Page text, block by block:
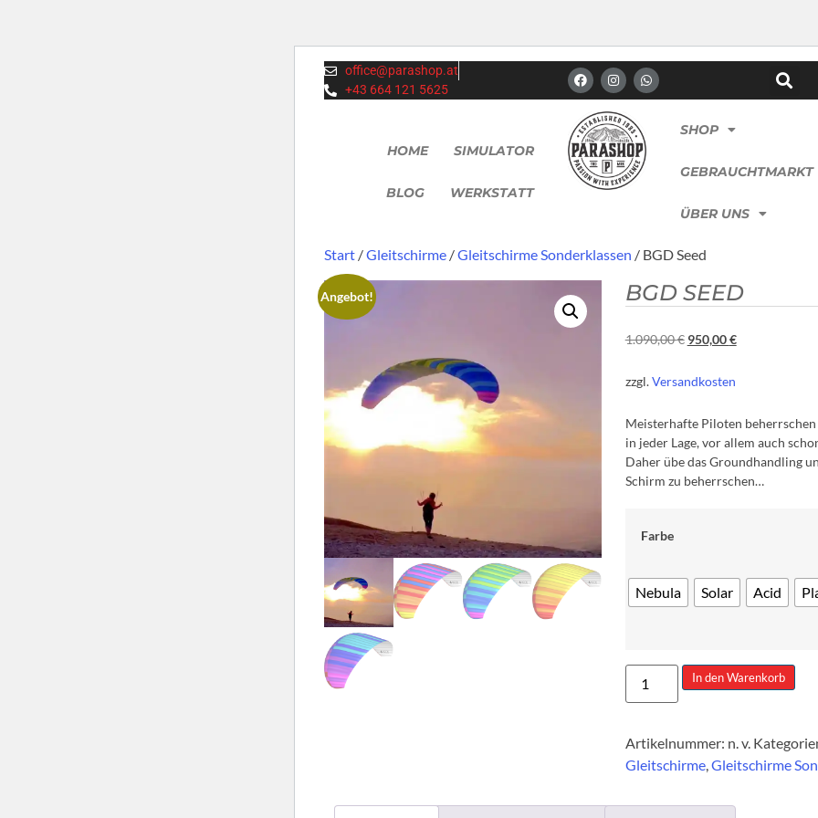
office@parashop.at
+43 664 121 5625
HOME SIMULATOR
BLOG WERKSTATT
SHOP
GEBRAUCHTMARKT
ÜBER UNS
Start /Gleitschirme /Gleitschirme Sonderklassen / BGD Seed
Angebot! BGD SEED
1.090,00€ 950,00€
zzgl.Versandkosten
Meisterhafte Piloten
in jeder Lage, vor allem auch
Daher übe das Groundhandling
Schirm zu beherrschen…
Farbe
Nebula Solar Acid
In den Warenkorb
Artikelnummer: n. v.
Gleitschirme,Gleitschirme